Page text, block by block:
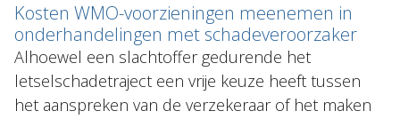
Kosten WMO-voorzieningen meenemen in
onderhandelingen met schadeveroorzaker
Alhoewel een slachtoffer gedurende het
letselschadetraject een vrije keuze heeft tussen
het aanspreken van de verzekeraar of het maken